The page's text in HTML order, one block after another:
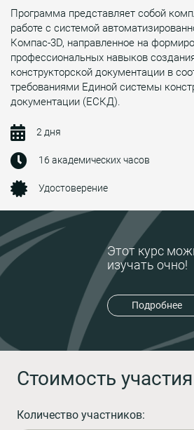
Этот курс
изучать очно!
Подробнее
Программа представляет собой
работе с системой
Компас-3D, направленное на
профессиональных навыков
конструкторской документации в
требованиями Единой системы
документации (ЕСКД).
2 дня
16 академических часов
Удостоверение
Стоимость участия
Количество участников: